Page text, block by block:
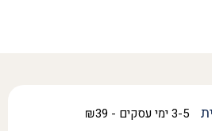
3-5 ימי עסקים - ₪39